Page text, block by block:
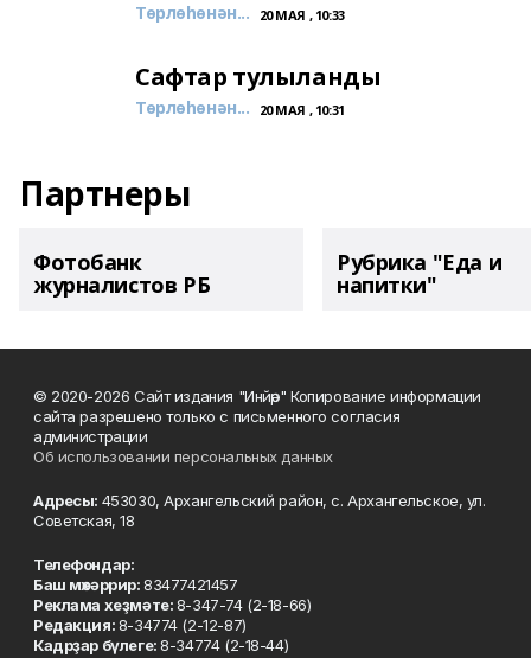
Төрлөһөнән... 20 МАЯ , 10:33
Сафтар тулыланды
Төрлөһөнән... 20 МАЯ , 10:31
Партнеры
Фотобанк
журналистов РБ
Рубрика "Еда и
напитки"
© 2020-2026 Сайт издания "Инйәр" Копирование информации
сайта разрешено только с письменного согласия
администрации
Об использовании персональных данных
Адресы: 453030, Архангельский район, с. Архангельское, ул.
Советская, 18
Телефондар:
Баш мөхәррир:83477421457
Реклама хеҙмәте:8-347-74 (2-18-66)
Редакция:8-34774 (2-12-87)
Кадрҙар бүлеге:8-34774 (2-18-44)